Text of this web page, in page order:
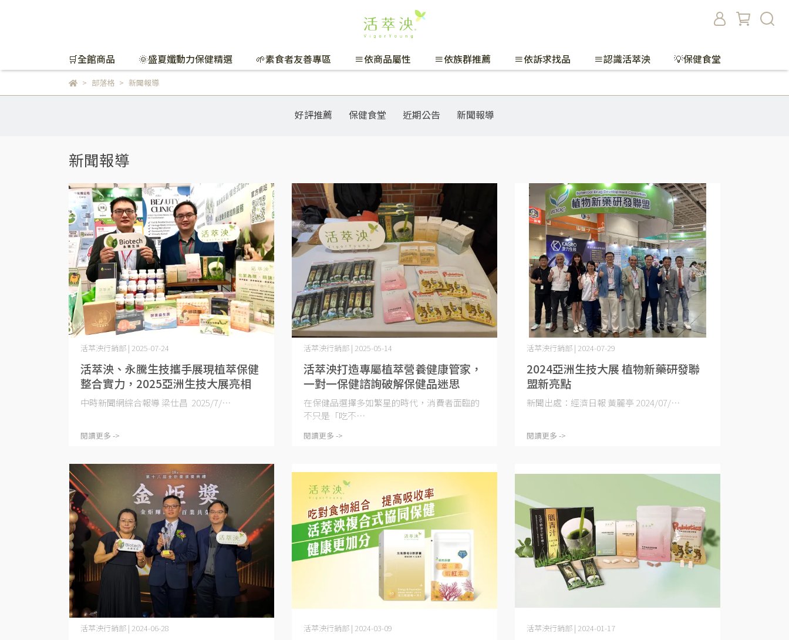
🛒全館商品 🌞盛夏孅動力保健精選 🌱素食者友善專區 ≡依商品屬性 ≡依族群推薦 ≡依訴求找品 ≡認識活萃泱 💡保健食堂
部落格 新聞報導
好評推薦 保健食堂 近期公告 新聞報導
新聞報導
活萃泱、永騰生技攜手展現植萃保健
整合實力，2025亞洲生技大展亮相
活萃泱行銷部 | 2025-07-24
中時新聞網綜合報導 梁仕昌 2025/7/⋯
閱讀更多 ->
活萃泱打造專屬植萃營養健康管家，
一對一保健諮詢破解保健品迷思
活萃泱行銷部 | 2025-05-14
在保健品選擇多如繁星的時代，消費者面臨的
不只是「吃不⋯
閱讀更多 ->
2024亞洲生技大展 植物新藥研發聯
盟新亮點
活萃泱行銷部 | 2024-07-29
新聞出處：經濟日報 黃麗亭 2024/07/⋯
閱讀更多 ->
活萃泱行銷部 | 2024-06-28 活萃泱行銷部 | 2024-03-09 活萃泱行銷部 | 2024-01-17